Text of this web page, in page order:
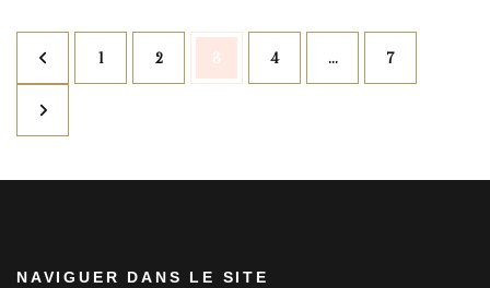
Navigation
des
articles
Page
1 Page
2 Page
3 Page
4 … Page
7
NAVIGUER DANS LE SITE